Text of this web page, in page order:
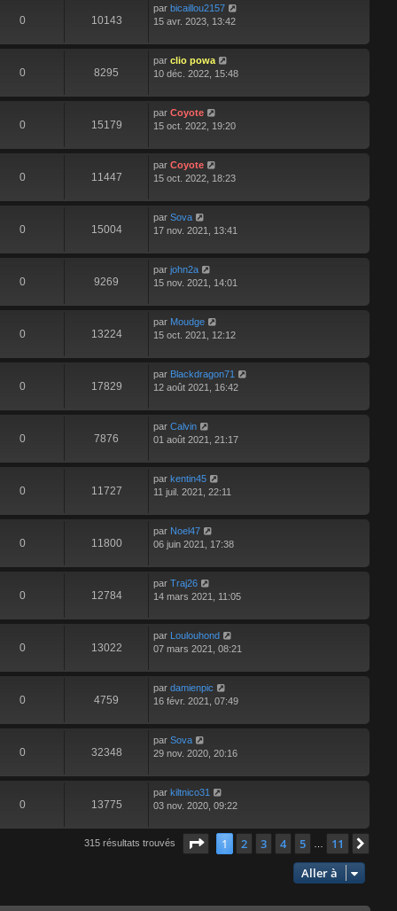
0 10143
par bicaillou2157
15 avr. 2023, 13:42
0 8295
par clio powa
10 déc. 2022, 15:48
0 15179
par Coyote
15 oct. 2022, 19:20
0 11447
par Coyote
15 oct. 2022, 18:23
0 15004
par Sova
17 nov. 2021, 13:41
0 9269
par john2a
15 nov. 2021, 14:01
0 13224
par Moudge
15 oct. 2021, 12:12
0 17829
par Blackdragon71
12 août 2021, 16:42
0 7876
par Calvin
01 août 2021, 21:17
0 11727
par kentin45
11 juil. 2021, 22:11
0 11800
par Noel47
06 juin 2021, 17:38
0 12784
par Traj26
14 mars 2021, 11:05
0 13022
par Loulouhond
07 mars 2021, 08:21
0 4759
par damienpic
16 févr. 2021, 07:49
0 32348
par Sova
29 nov. 2020, 20:16
0 13775
par kiltnico31
03 nov. 2020, 09:22
315 résultats trouvés Page sur11
1 2 3 4 5 … 11
Aller à